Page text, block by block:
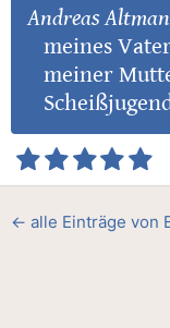
Andreas
meines
meiner
← alle Einträge von